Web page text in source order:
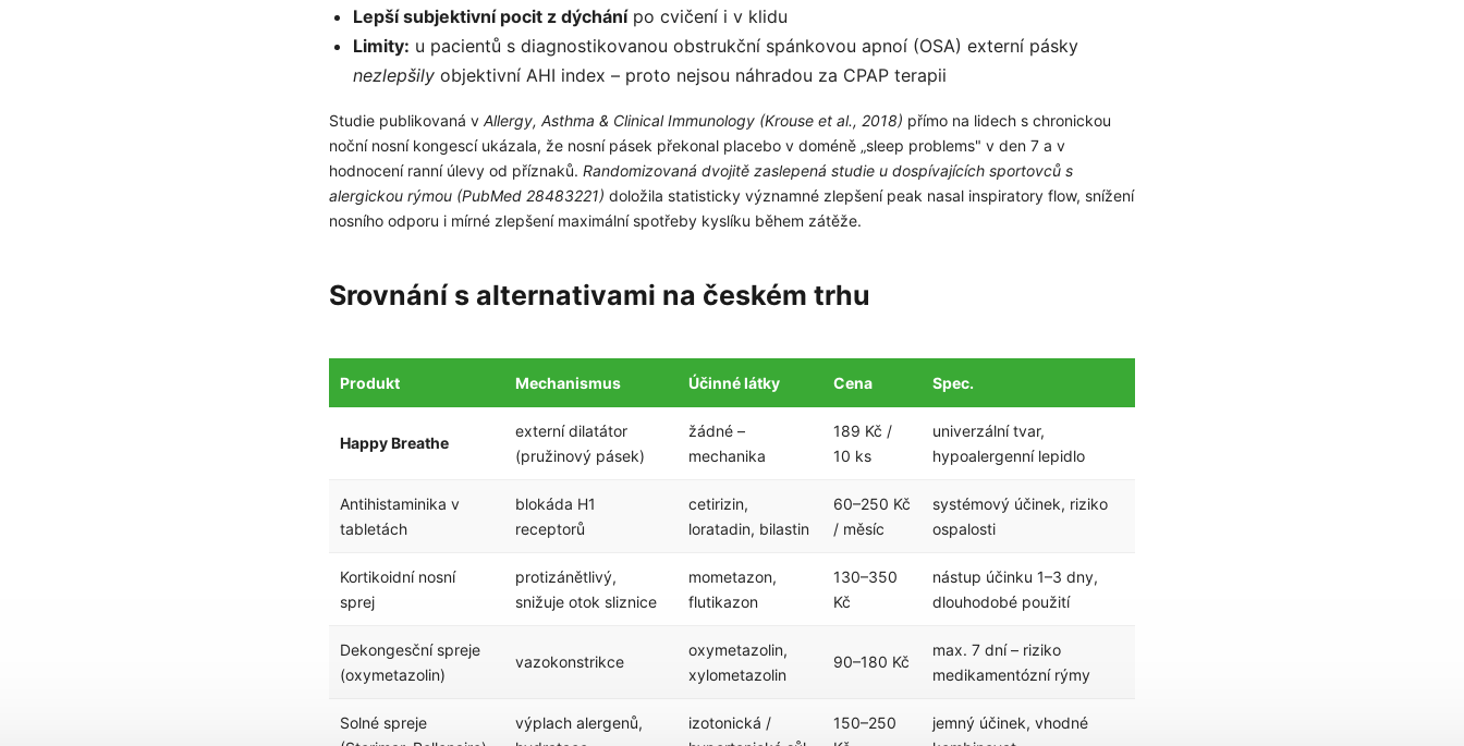
Lepší subjektivní pocit z dýchánípo cvičení i v klidu
Limity: u pacientů s diagnostikovanou obstrukční spánkovou apnoí (OSA) externí pásky
nezlepšily objektivní AHI index – proto nejsou náhradou za CPAP terapii
Studie publikovaná v Allergy, Asthma & Clinical Immunology (Krouse et al., 2018) přímo na lidech s chronickou
noční nosní kongescí ukázala, že nosní pásek překonal placebo v doméně „sleep problems" v den 7 a v
hodnocení ranní úlevy od příznaků. Randomizovaná dvojitě zaslepená studie u dospívajících sportovců s
alergickou rýmou (PubMed 28483221) doložila statisticky významné zlepšení peak nasal inspiratory flow, snížení
nosního odporu i mírné zlepšení maximální spotřeby kyslíku během zátěže.
Srovnání s alternativami na českém trhu
Produkt Mechanismus Účinné látky Cena Spec.
Happy Breathe
externí dilatátor
(pružinový pásek)
žádné –
mechanika
189 Kč /
10 ks
univerzální tvar,
hypoalergenní lepidlo
Antihistaminika v
tabletách
blokáda H1
receptorů
cetirizin,
loratadin, bilastin
60–250 Kč
/ měsíc
systémový účinek, riziko
ospalosti
Kortikoidní nosní
sprej
protizánětlivý,
snižuje otok sliznice
mometazon,
flutikazon
130–350
Kč
nástup účinku 1–3 dny,
dlouhodobé použití
Dekongesční spreje
(oxymetazolin)
vazokonstrikce
oxymetazolin,
xylometazolin
90–180 Kč
max. 7 dní – riziko
medikamentózní rýmy
Solné spreje
výplach alergenů,
izotonická /
150–250
jemný účinek, vhodné